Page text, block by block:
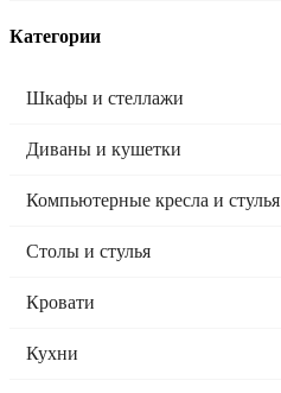
Категории
Шкафы и стеллажи
Диваны и кушетки
Компьютерные кресла и стулья
Столы и стулья
Кровати
Кухни